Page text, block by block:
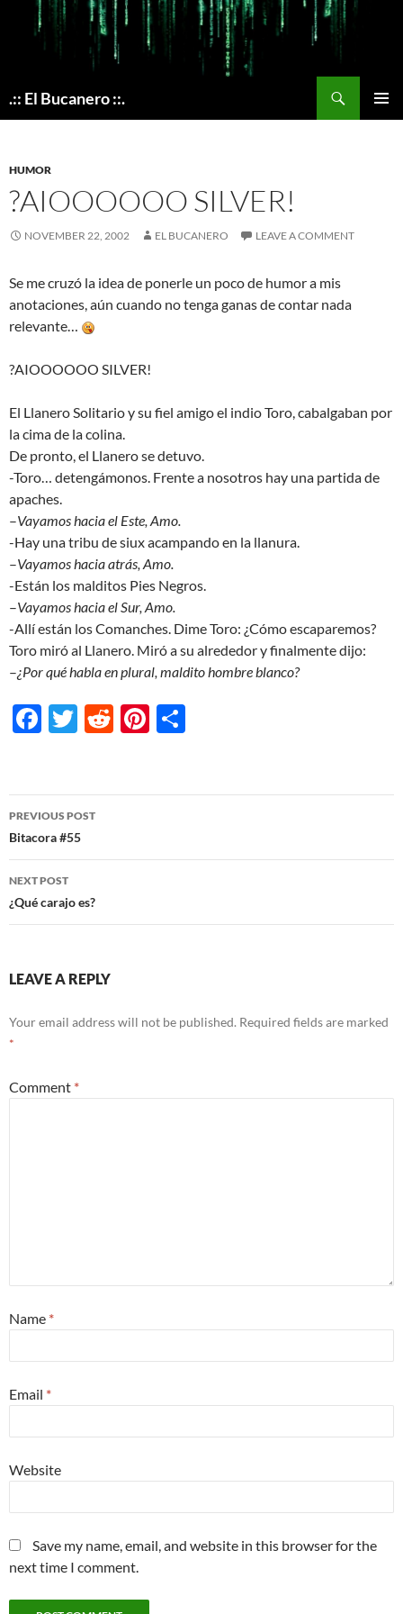
content
.:: El Bucanero ::.
HUMOR
?AIOOOOOO SILVER!
NOVEMBER 22, 2002 EL BUCANERO LEAVE A COMMENT
Se me cruzó la idea de ponerle un poco de humor a mis
anotaciones, aún cuando no tenga ganas de contar nada
relevante…
?AIOOOOOO SILVER!
El Llanero Solitario y su fiel amigo el indio Toro, cabalgaban por
la cima de la colina.
De pronto, el Llanero se detuvo.
-Toro… detengámonos. Frente a nosotros hay una partida de
apaches.
–Vayamos hacia el Este, Amo.
-Hay una tribu de siux acampando en la llanura.
–Vayamos hacia atrás, Amo.
-Están los malditos Pies Negros.
–Vayamos hacia el Sur, Amo.
-Allí están los Comanches. Dime Toro: ¿Cómo escaparemos?
Toro miró al Llanero. Miró a su alrededor y finalmente dijo:
–¿Por qué habla en plural, maldito hombre blanco?
F
b
o
o
k
T
er
R
di
Pi
es e
Post
navigation
PREVIOUS POST
Bitacora #55
NEXT POST
¿Qué carajo es?
LEAVE A REPLY
Your email address will not be published. Required fields are marked
*
Comment *
Name *
Email *
Website
Save my name, email, and website in this browser for the
next time I comment.